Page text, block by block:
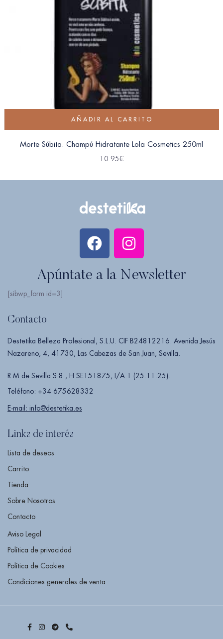
AÑADIR AL CARRITO
Morte Súbita. Champú Hidratante Lola Cosmetics 250ml
10.95€
Apúntate a la Newsletter
[sibwp_form id=3]
Contacto
Destetika Belleza Profesional, S.L.U. CIF B24812216. Avenida Jesús
Nazareno, 4, 41730, Las Cabezas de San Juan, Sevilla.
R.M de Sevilla S 8 , H SE151875, I/A 1 (25.11.25).
Teléfono: +34 675628332
E-mail: info@destetika.es
Links de interés
Lista de deseos
Carrito
Tienda
Sobre Nosotros
Contacto
Aviso Legal
Política de privacidad
Política de Cookies
Condiciones generales de venta